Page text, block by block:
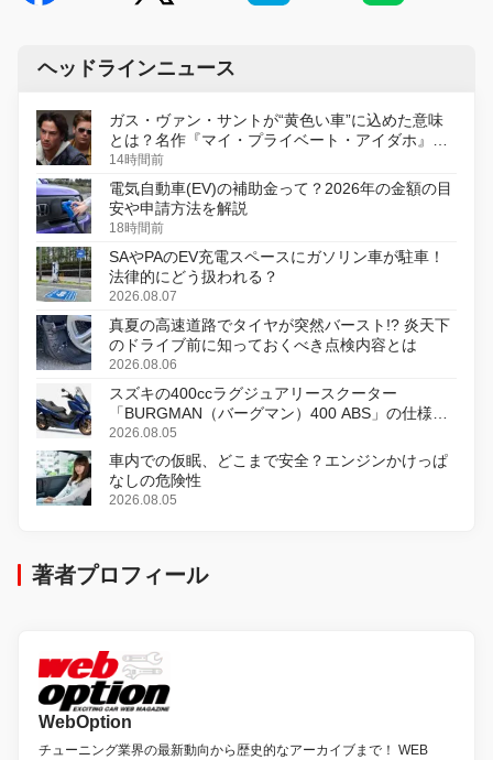
ヘッドラインニュース
ガス・ヴァン・サントが“黄色い車”に込めた意味
とは？名作『マイ・プライベート・アイダホ』が
初のデジタルリマスター版で復活
14時間前
電気自動車(EV)の補助金って？2026年の金額の目
安や申請方法を解説
18時間前
SAやPAのEV充電スペースにガソリン車が駐車！
法律的にどう扱われる？
2026.08.07
真夏の高速道路でタイヤが突然バースト!? 炎天下
のドライブ前に知っておくべき点検内容とは
2026.08.06
スズキの400ccラグジュアリースクーター
「BURGMAN（バーグマン）400 ABS」の仕様を
変更し、8月18日に発売
2026.08.05
車内での仮眠、どこまで安全？エンジンかけっぱ
なしの危険性
2026.08.05
著者プロフィール
WebOption
チューニング業界の最新動向から歴史的なアーカイブまで！ WEB